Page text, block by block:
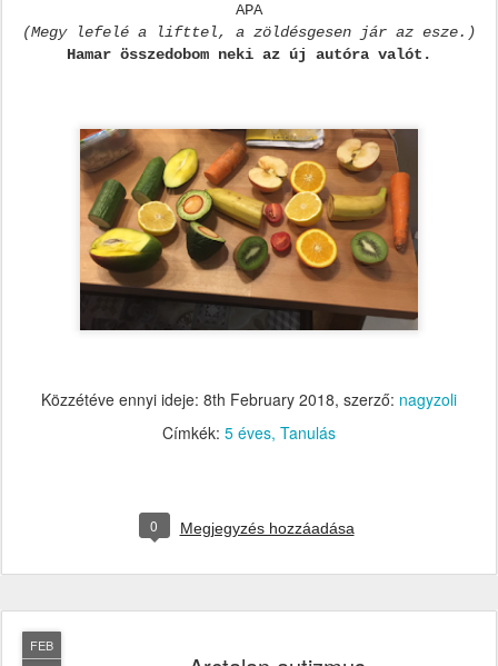
APA
(Megy lefelé a lifttel, a zöldésgesen jár az esze.)
Hamar összedobom neki az új autóra valót.
Közzétéve ennyi ideje: 8th February 2018, szerző: nagyzoli
Címkék: 5 éves Tanulás
0 Megjegyzés hozzáadása
FEB